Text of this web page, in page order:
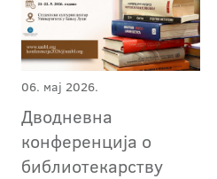
06. мај 2026.
Дводневна
конференција о
библиотекарству